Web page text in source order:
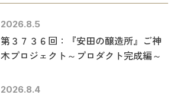
2026.8.5
第３７３６回：『安田の醸造所』ご神
木プロジェクト～プロダクト完成編～
2026.8.4